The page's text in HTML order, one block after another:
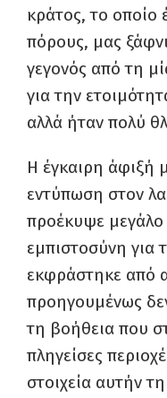
κράτος, το οποίο
πόρους, μας
γεγονός από τη
για την
αλλά ήταν πολύ
Η έγκαιρη άφιξή
εντύπωση στον
προέκυψε μεγάλο
εμπιστοσύνη για
εκφράστηκε από
προηγουμένως
τη βοήθεια που
πληγείσες
στοιχεία αυτήν